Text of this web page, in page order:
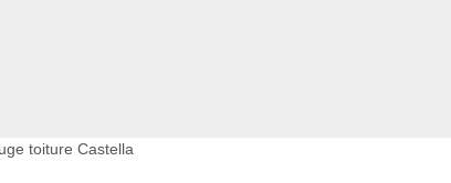
toiture Castella